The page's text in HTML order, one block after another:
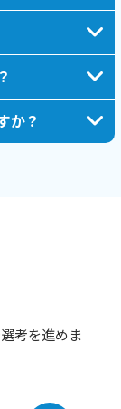
か？
考を進めま